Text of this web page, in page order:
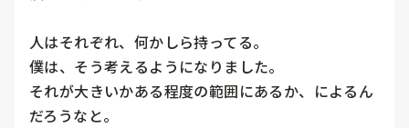
人はそれぞれ、何かしら持ってる。
僕は、そう考えるようになりました。
それが大きいかある程度の範囲にあるか、によるん
だろうなと。